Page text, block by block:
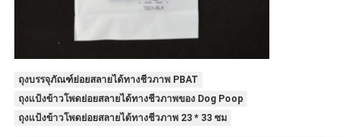
ถุงบรรจุภัณฑ์ย่อยสลายได้ทางชีวภาพ PBAT
ถุงแป้งข้าวโพดย่อยสลายได้ทางชีวภาพของ Dog Poop
ถุงแป้งข้าวโพดย่อยสลายได้ทางชีวภาพ 23 * 33 ซม